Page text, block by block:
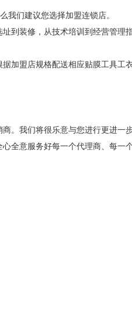
我们建议您选择加盟连锁店。
到装修，从技术培训到经营管理
加盟店规格配送相应贴膜工具工
。我们将很乐意与您进行更进一
全意服务好每一个代理商、每一